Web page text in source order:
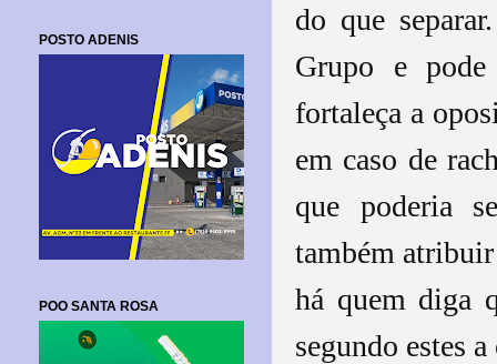
do que
Grupo e
fortaleça a
em caso de
que poderia
também
há quem diga
segundo estes
POSTO ADENIS
POO SANTA ROSA